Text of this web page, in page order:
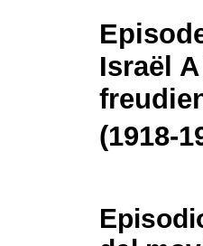
Israël
(1918-